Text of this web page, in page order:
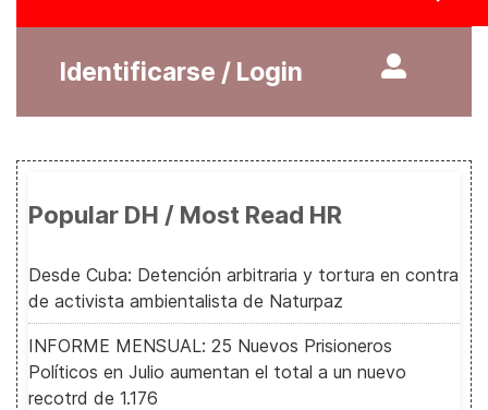
Identificarse / Login
Popular DH / Most Read HR
Desde Cuba: Detención arbitraria y tortura en contra
de activista ambientalista de Naturpaz
INFORME MENSUAL: 25 Nuevos Prisioneros
Políticos en Julio aumentan el total a un nuevo
recotrd de 1.176